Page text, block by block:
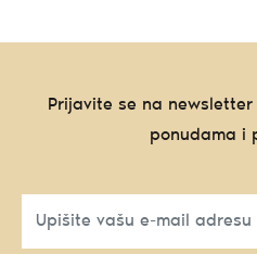
Prijavite se na
ponudama i